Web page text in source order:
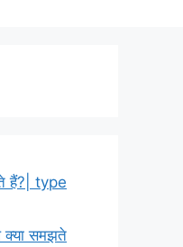
हैं?| type
क्या समझते